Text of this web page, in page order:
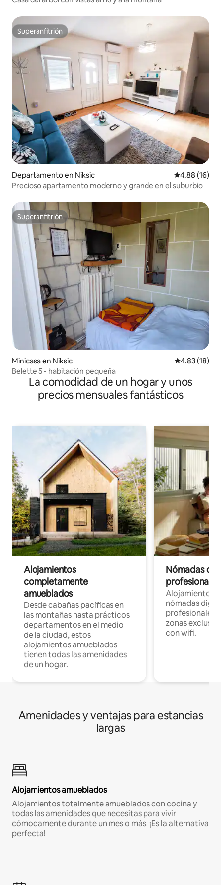
Superanfitrión
Superanfitrión
Departamento en Niksic Calificación
4.88 (16)
Precioso apartamento moderno y grande en el suburbio
Superanfitrión
Superanfitrión
Minicasa en Niksic Calificación
4.83 (18)
Belette 5 - habitación pequeña
La comodidad de un hogar y unos
precios mensuales fantásticos
Alojamientos
completamente
amueblados
Desde cabañas pacíficas en
las montañas hasta prácticos
departamentos en el medio
de la ciudad, estos
alojamientos amueblados
tienen todas las amenidades
de un hogar.
Nómadas
Alojamientos
nómadas
profesionales
zonas
con wifi.
Amenidades y ventajas para estancias
largas
Alojamientos amueblados
Alojamientos totalmente amueblados con cocina y
todas las amenidades que necesitas para vivir
cómodamente durante un mes o más. ¡Es la alternativa
perfecta!